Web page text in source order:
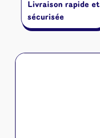
Livraison rapide et
sécurisée